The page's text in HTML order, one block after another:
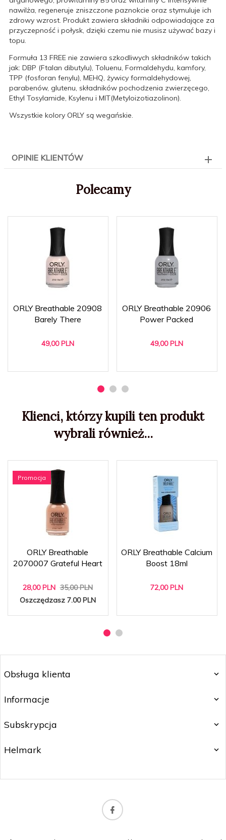
nawilża, regeneruje zniszczone paznokcie oraz stymuluje ich
zdrowy wzrost. Produkt zawiera składniki odpowiadające za
przyczepność i połysk, dzięki czemu nie musisz używać bazy i
topu.
Formuła 13 FREE nie zawiera szkodliwych składników takich
jak: DBP (Ftalan dibutylu), Toluenu, Formaldehydu, kamfory,
TPP (fosforan fenylu), MEHQ, żywicy formaldehydowej,
parabenów, glutenu, składników pochodzenia zwierzęcego,
Ethyl Tosylamide, Ksylenu i MIT(Metyloizotiazolinon).
Wszystkie kolory ORLY są wegańskie.
OPINIE KLIENTÓW
Polecamy
ORLY Breathable 20908
Barely There
49,00 PLN
ORLY Breathable 20906
Power Packed
49,00 PLN
Klienci, którzy kupili ten produkt
wybrali również...
Promocja
ORLY Breathable
2070007 Grateful Heart
28,00 PLN 35,00 PLN
Oszczędzasz 7.00 PLN
ORLY Breathable Calcium
Boost 18ml
72,00 PLN
Obsługa klienta
Informacje
Subskrypcja
Helmark